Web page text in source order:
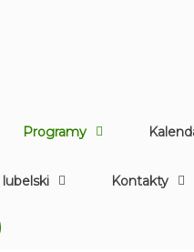
Programy
Kontakty